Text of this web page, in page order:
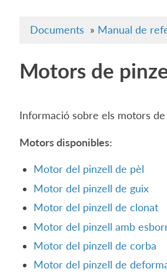
Documents » Manual de
Motors de
Informació sobre els motors
Motors disponibles:
Motor del pinzell de pèl
Motor del pinzell de guix
Motor del pinzell de clonat
Motor del pinzell amb
Motor del pinzell de corba
Motor del pinzell de